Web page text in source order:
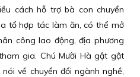
cách hỗ trợ bà con chuyển
tổ hợp tác làm ăn, có thể mở
công lao động, địa phương
gia. Chú Mười Hà gật gật
về chuyển đổi ngành nghề,